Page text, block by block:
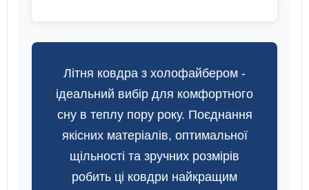
Літня ковдра з холофайбером -
ідеальний вибір для комфортного
сну в теплу пору року. Поєднання
якісних матеріалів, оптимальної
щільності та зручних розмірів
робить ці ковдри найкращим